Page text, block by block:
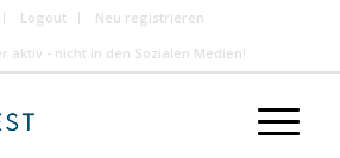
Logout
Neu registrieren
aktiv - nicht in den Sozialen Medien!